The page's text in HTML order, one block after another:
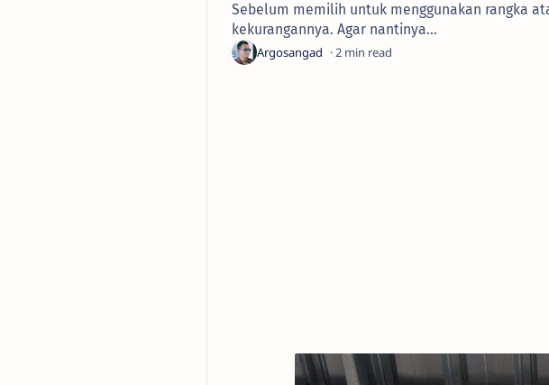
Sebelum memilih untuk menggunakan rangka
kekurangannya. Agar nantinya...
2